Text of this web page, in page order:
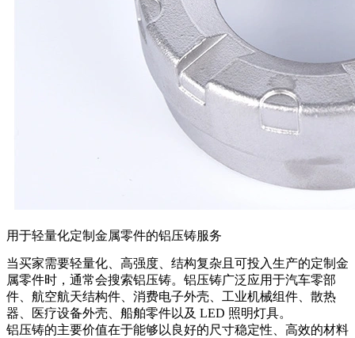
用于轻量化定制金属零件的铝压铸服务
当买家需要轻量化、高强度、结构复杂且可投入生产的定制金
属零件时，通常会搜索铝压铸。铝压铸广泛应用于汽车零部
件、航空航天结构件、消费电子外壳、工业机械组件、散热
器、医疗设备外壳、船舶零件以及 LED 照明灯具。
铝压铸的主要价值在于能够以良好的尺寸稳定性、高效的材料